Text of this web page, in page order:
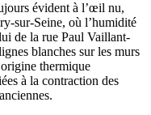
évident à l’œil nu,
sur-Seine, où l’humidité
de la rue Paul Vaillant-
blanches sur les murs
thermique
à la contraction des